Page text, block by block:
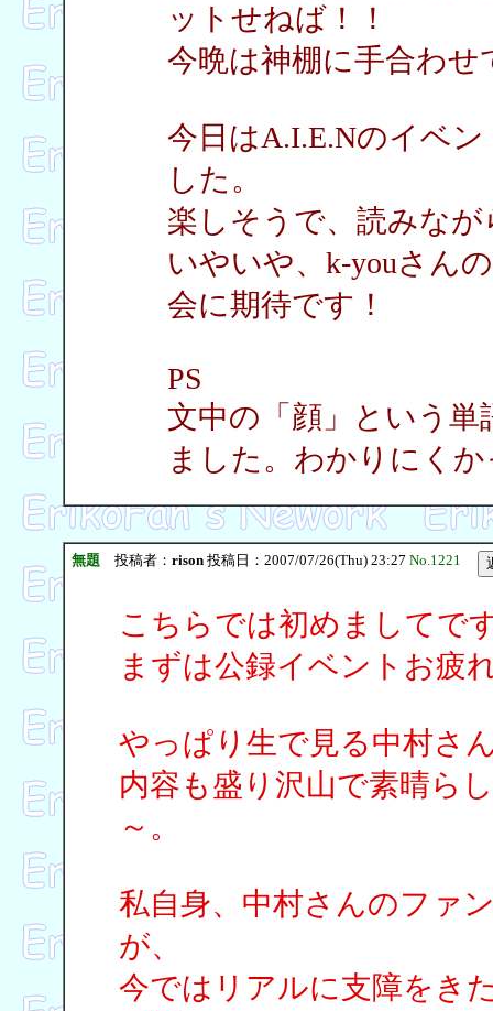
ットせねば！！
今晩は神棚に手合わ
今日はA.I.E.Nのイベ
した。
楽しそうで、読みな
いやいや、k-youさん
会に期待です！
PS
文中の「顔」という
ました。わかりにく
無題 投稿者： rison投稿日：2007/07/26(Thu) 23:27 No.1221
こちらでは初めましてで
まずは公録イベントお疲
やっぱり生で見る中村さ
内容も盛り沢山で素晴ら
～。
私自身、中村さんのファ
が、
今ではリアルに支障をき